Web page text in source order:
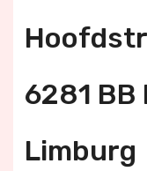
6281 BB
Limburg